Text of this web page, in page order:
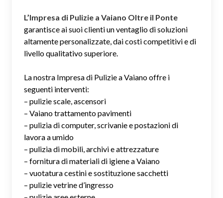
L’Impresa di Pulizie a Vaiano Oltre il Ponte
garantisce ai suoi clienti un ventaglio di soluzioni
altamente personalizzate, dai costi competitivi e di
livello qualitativo superiore.
La nostra Impresa di Pulizie a Vaiano offre i
seguenti interventi:
– pulizie scale, ascensori
– Vaiano trattamento pavimenti
– pulizia di computer, scrivanie e postazioni di
lavora a umido
– pulizia di mobili, archivi e attrezzature
– fornitura di materiali di igiene a Vaiano
– vuotatura cestini e sostituzione sacchetti
– pulizie vetrine d’ingresso